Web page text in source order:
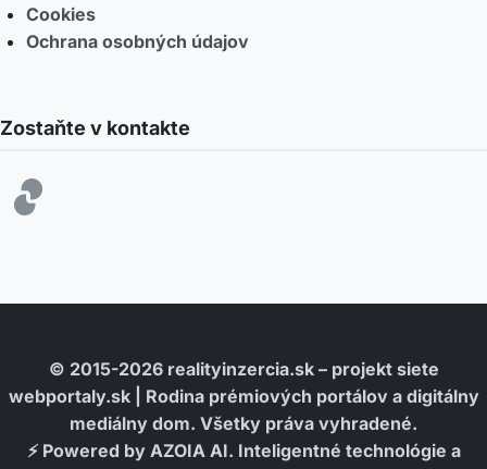
Cookies
Ochrana osobných údajov
Zostaňte v kontakte
© 2015-2026 realityinzercia.sk – projekt siete
webportaly.sk | Rodina prémiových portálov a digitálny
mediálny dom. Všetky práva vyhradené.
⚡ Powered by AZOIA AI. Inteligentné technológie a